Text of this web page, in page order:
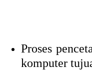
Proses
komputer